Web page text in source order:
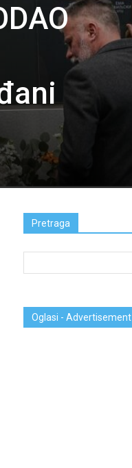
Pretraga
Oglasi - Advertisement